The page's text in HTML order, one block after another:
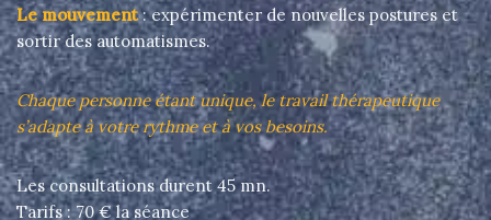
Le mouvement: expérimenter de nouvelles postures et
sortir des automatismes.
Chaque personne étant unique, le travail thérapeutique
s’adapte à votre rythme et à vos besoins.
Les consultations durent 45 mn.
Tarifs : 70 € la séance